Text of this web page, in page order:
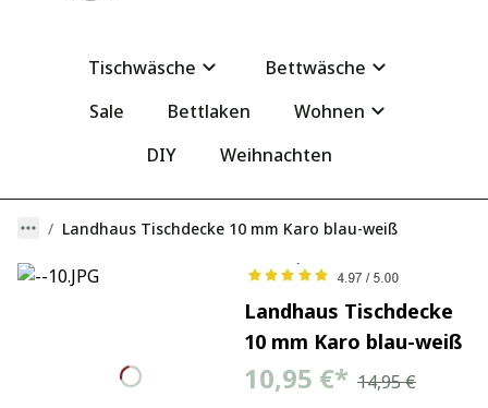
Tischwäsche
Bettwäsche
Sale
Bettlaken
Wohnen
DIY
Weihnachten
Landhaus Tischdecke 10 mm Karo blau-weiß
Landhaus Tischdecke
10 mm Karo blau-weiß
10,95 €* 14,95 €